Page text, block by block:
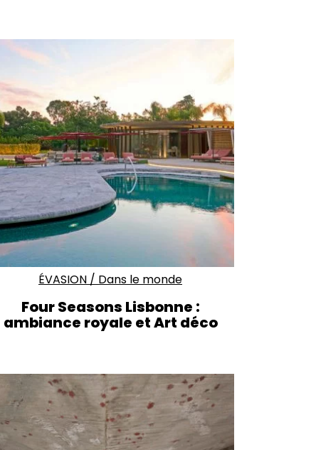
ÉVASION / Dans le monde
Four Seasons Lisbonne :
ambiance royale et Art déco